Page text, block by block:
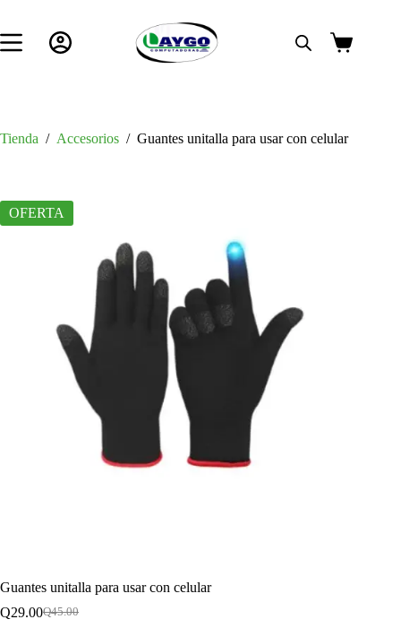
contenido
Carro
Tienda / Accesorios / Guantes unitalla para usar con celular
OFERTA
Guantes unitalla para usar con celular
Q45.00
El
Q29.00El